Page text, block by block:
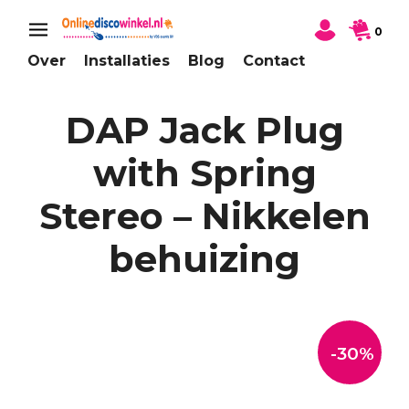
Over Installaties Blog Contact
0
DAP Jack Plug
with Spring
Stereo – Nikkelen
behuizing
-30%